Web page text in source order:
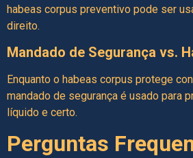
habeas corpus preventivo pode ser
direito.
Mandado de Segurança vs.
Enquanto o habeas corpus protege
mandado de segurança é usado para
líquido e certo.
Perguntas